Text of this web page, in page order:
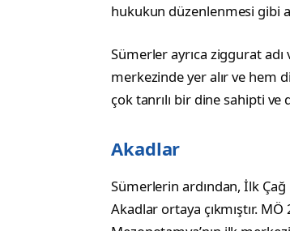
hukukun düzenlenmesi gibi
Sümerler ayrıca ziggurat
merkezinde yer alır ve hem
çok tanrılı bir dine sahipti
Akadlar
Sümerlerin ardından, İlk
Akadlar ortaya çıkmıştır.